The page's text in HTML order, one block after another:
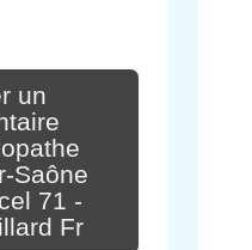
un
Saône
71 -
Fr